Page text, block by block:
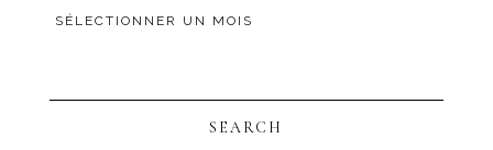
SEARCH